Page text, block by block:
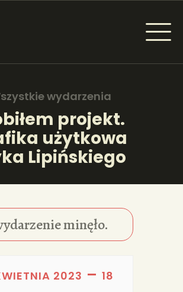
wydarzenia
projekt.
użytkowa
Lipińskiego
- NEWSY
minęło.
2023 – 18